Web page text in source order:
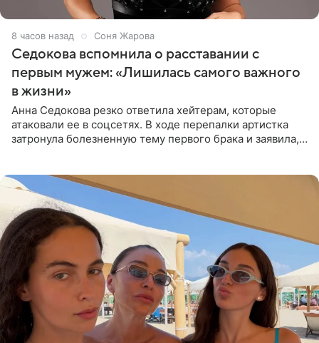
8 часов назад Соня Жарова
Седокова вспомнила о расставании с
первым мужем: «Лишилась самого важного
в жизни»
Анна Седокова резко ответила хейтерам, которые
атаковали ее в соцсетях. В ходе перепалки артистка
затронула болезненную тему первого брака и заявила,